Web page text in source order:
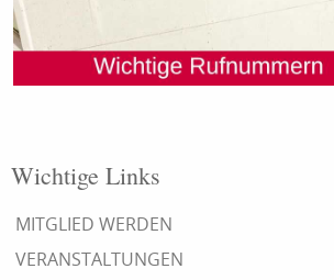
Wichtige Links
MITGLIED WERDEN
VERANSTALTUNGEN